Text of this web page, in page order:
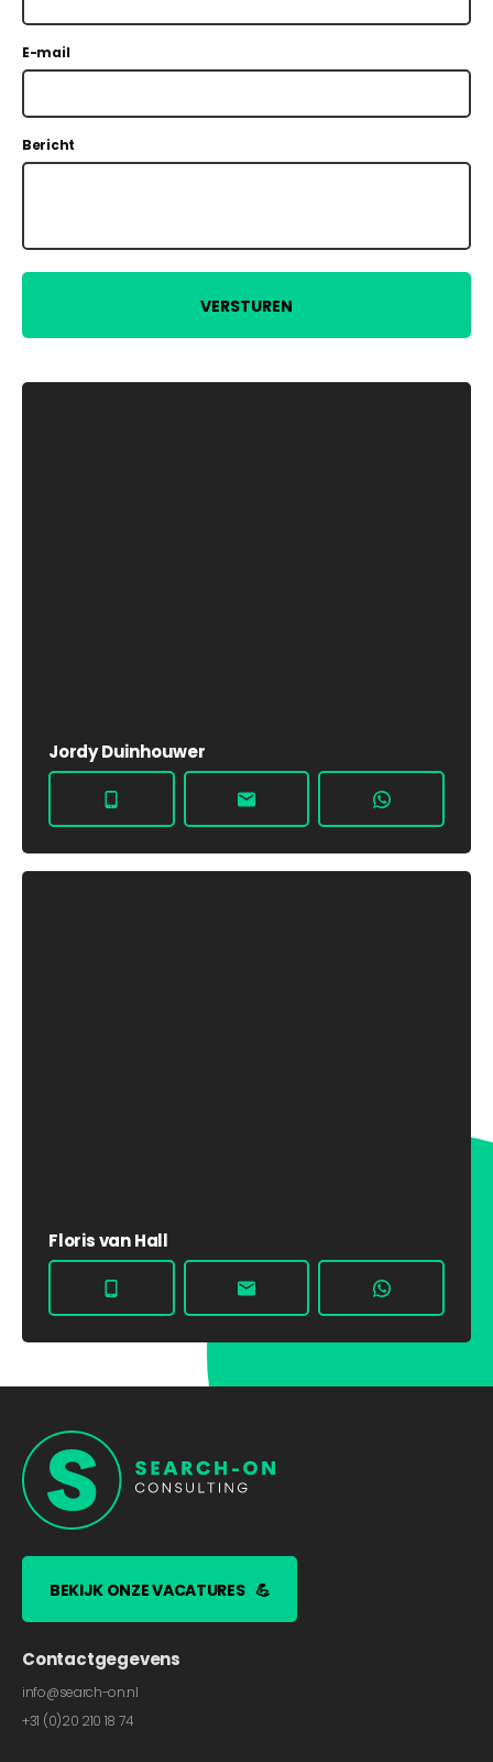
E-mail
Bericht
VERSTUREN
Jordy Duinhouwer
Floris van Hall
BEKIJK ONZE VACATURES 💪
Contactgegevens
info@search-on.nl
+31 (0)20 210 18 74